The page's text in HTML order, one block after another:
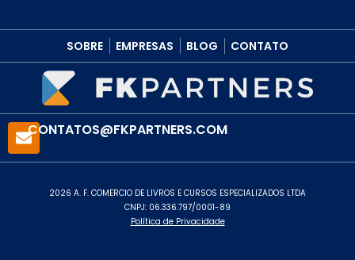
SOBRE EMPRESAS BLOG CONTATO
CONTATOS@FKPARTNERS.COM
2026 A. F. COMERCIO DE LIVROS E CURSOS ESPECIALIZADOS LTDA
CNPJ: 06.336.797/0001-89
Política de Privacidade